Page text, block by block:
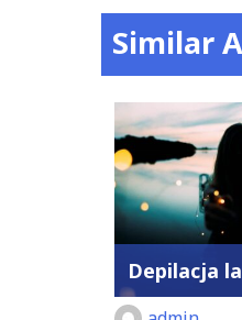
Similar
Depilacja